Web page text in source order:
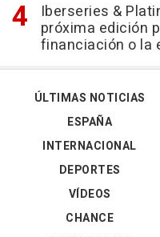
Iberseries &
próxima edición
financiación o la
ÚLTIMAS NOTICIAS
ESPAÑA
INTERNACIONAL
DEPORTES
VÍDEOS
CHANCE